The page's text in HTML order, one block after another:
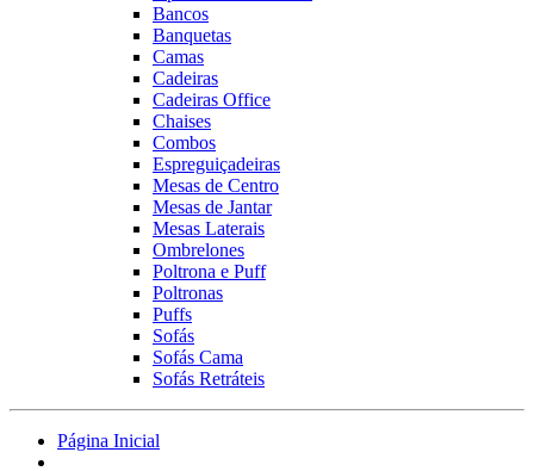
Bancos
Banquetas
Camas
Cadeiras
Cadeiras Office
Chaises
Combos
Espreguiçadeiras
Mesas de Centro
Mesas de Jantar
Mesas Laterais
Ombrelones
Poltrona e Puff
Poltronas
Puffs
Sofás
Sofás Cama
Sofás Retráteis
Página Inicial